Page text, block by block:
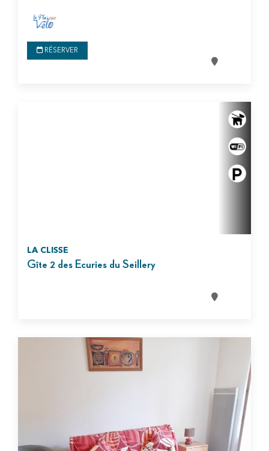
RÉSERVER
LA CLISSE
Gîte 2 des Ecuries du Seillery